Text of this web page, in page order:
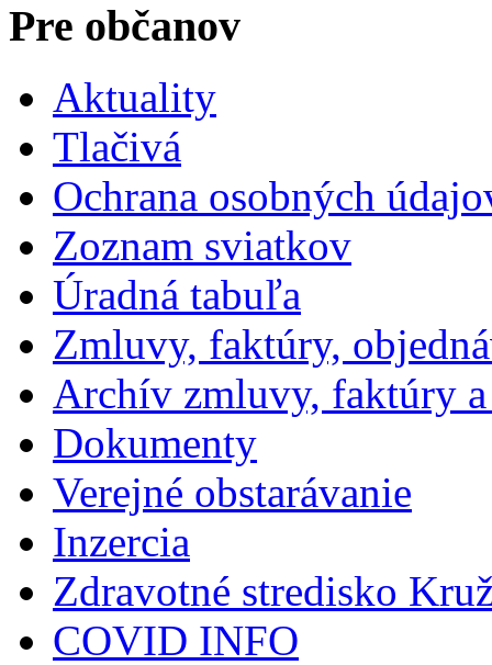
Pre občanov
Aktuality
Tlačivá
Ochrana osobných
Zoznam sviatkov
Úradná tabuľa
Zmluvy, faktúry,
Archív zmluvy, faktúry
Dokumenty
Verejné obstarávanie
Inzercia
Zdravotné stredisko
COVID INFO